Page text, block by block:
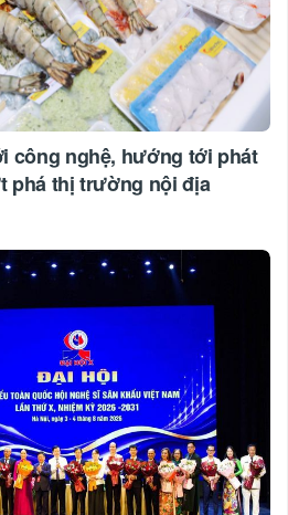
công nghệ, hướng tới phát
phá thị trường nội địa